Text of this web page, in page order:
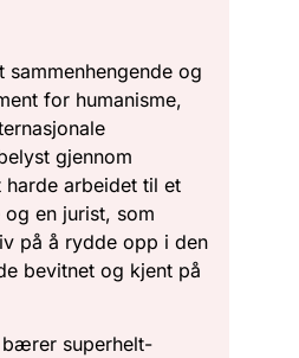
sammenhengende og
for humanisme,
gjennom
arbeidet til et
og en jurist, som
på å rydde opp i den
bevitnet og kjent på
bærer superhelt-